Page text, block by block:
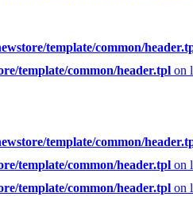
template/common/
template/common/header.tpl on
template/common/
template/common/header.tpl on
template/common/header.tpl on